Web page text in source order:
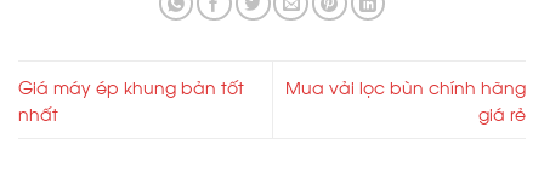
Giá máy ép khung bản tốt
nhất
Mua vải lọc bùn chính hãng
giá rẻ